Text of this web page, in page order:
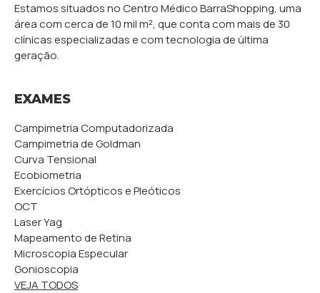
Estamos situados no Centro Médico BarraShopping, uma
área com cerca de 10 mil m², que conta com mais de 30
clínicas especializadas e com tecnologia de última
geração.
EXAMES
Campimetria Computadorizada
Campimetria de Goldman
Curva Tensional
Ecobiometria
Exercícios Ortópticos e Pleóticos
OCT
Laser Yag
Mapeamento de Retina
Microscopia Especular
Gonioscopia
VEJA TODOS